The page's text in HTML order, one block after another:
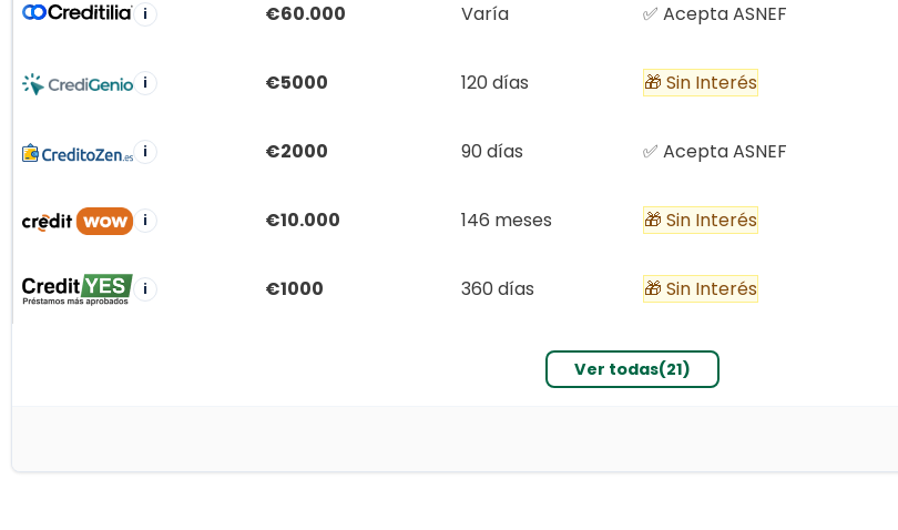
i €60.000 Varía ✅ Acepta ASNEF
i €5000 120 días 🎁 Sin Interés
i €2000 90 días ✅ Acepta ASNEF
i €10.000 146 meses 🎁 Sin Interés
i €1000 360 días 🎁 Sin Interés
Ver todas(21)